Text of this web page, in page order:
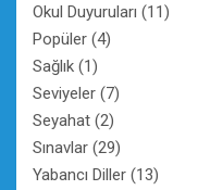
Okul Duyuruları (11)
Popüler (4)
Sağlık (1)
Seviyeler (7)
Seyahat (2)
Sınavlar (29)
Yabancı Diller (13)